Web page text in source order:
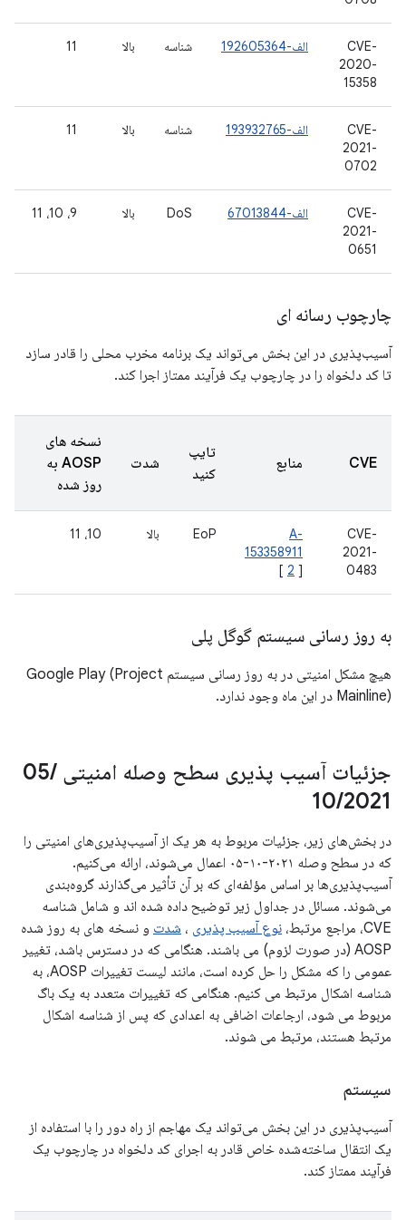
CVE-
2020-
15358
الف-192605364 شناسه بالا 11
CVE-
2021-
0702
الف-193932765 شناسه بالا 11
CVE-
2021-
0651
الف-67013844 DoS بالا 9، 10، 11
چارچوب رسانه ای
آسیب‌پذیری در این بخش می‌تواند یک برنامه مخرب محلی را قادر سازد
تا کد دلخواه را در چارچوب یک فرآیند ممتاز اجرا کند.
CVE منابع
تایپ
کنید
شدت
نسخه های
AOSP به
روز شده
CVE-
2021-
0483
A-
153358911
[ 2 ]
EoP بالا 10، 11
به روز رسانی سیستم گوگل پلی
هیچ مشکل امنیتی در به روز رسانی سیستم Google Play (Project
Mainline) در این ماه وجود ندارد.
جزئیات آسیب پذیری سطح وصله امنیتی 05 /
10/2021
در بخش‌های زیر، جزئیات مربوط به هر یک از آسیب‌پذیری‌های امنیتی را
که در سطح وصله ۲۰۲۱-۱۰-۰۵ اعمال می‌شوند، ارائه می‌کنیم.
آسیب‌پذیری‌ها بر اساس مؤلفه‌ای که بر آن تأثیر می‌گذارند گروه‌بندی
می‌شوند. مسائل در جداول زیر توضیح داده شده اند و شامل شناسه
CVE، مراجع مرتبط،
نوع آسیب پذیری ، شدت و نسخه های به روز شده
AOSP (در صورت لزوم) می باشند. هنگامی که در دسترس باشد، تغییر
عمومی را که مشکل را حل کرده است، مانند لیست تغییرات AOSP، به
شناسه اشکال مرتبط می کنیم. هنگامی که تغییرات متعدد به یک باگ
مربوط می شود، ارجاعات اضافی به اعدادی که پس از شناسه اشکال
مرتبط هستند، مرتبط می شوند.
سیستم
آسیب‌پذیری در این بخش می‌تواند یک مهاجم از راه دور را با استفاده از
یک انتقال ساخته‌شده خاص قادر به اجرای کد دلخواه در چارچوب یک
فرآیند ممتاز کند.